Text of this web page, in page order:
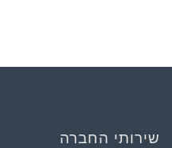
שירותי החברה